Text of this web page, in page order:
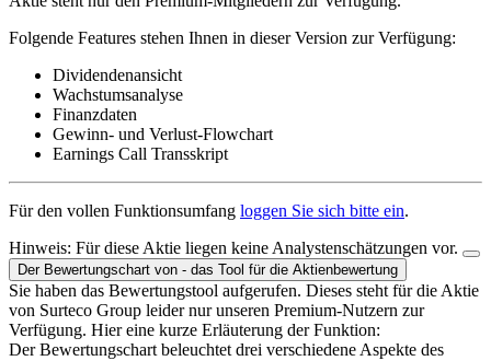
Folgende Features stehen Ihnen in dieser Version zur Verfügung:
Dividendenansicht
Wachstumsanalyse
Finanzdaten
Gewinn- und Verlust-Flowchart
Earnings Call Transskript
Für den vollen Funktionsumfang loggen Sie sich bitte ein.
Hinweis: Für diese Aktie liegen keine Analystenschätzungen vor.
Der Bewertungschart von - das Tool für die Aktienbewertung
Sie haben das Bewertungstool aufgerufen. Dieses steht für die Aktie
von Surteco Group leider nur unseren Premium-Nutzern zur
Verfügung. Hier eine kurze Erläuterung der Funktion:
Der Bewertungschart beleuchtet drei verschiedene Aspekte des